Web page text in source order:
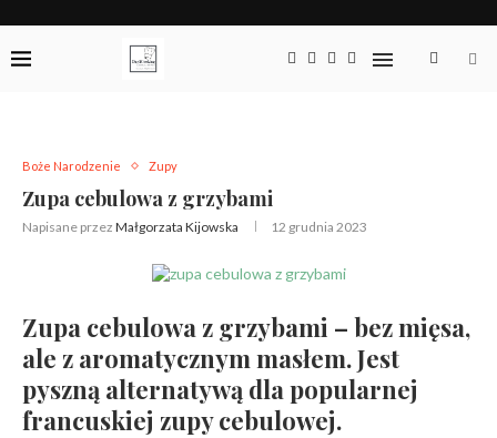
Boże Narodzenie Zupy
Zupa cebulowa z grzybami
Napisane przez Małgorzata Kijowska 12 grudnia 2023
Zupa cebulowa z grzybami – bez mięsa,
ale z aromatycznym masłem. Jest
pyszną alternatywą dla popularnej
francuskiej zupy cebulowej.